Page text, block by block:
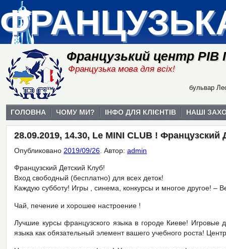
Французький центр
Французька мова для всіх!
бульвар
ГОЛОВНА ЧОМУ МИ? ІНФО ДЛЯ КЛІЄНТІВ НАШІ
28.09.2019, 14.30, Le MINI CLUB ! Французский
Опубликовано 2019/09/26 Автор: admin
Французский Детский Клуб!
Вход свободный (бесплатно) для всех деток!
Каждую субботу! Игры , синема, конкурсы и многое другое! –
Чай, печение и хорошее настроение !
Лучшие курсы французского языка в городе Киеве!
языка как обязательный элемент вашего учебного роста!